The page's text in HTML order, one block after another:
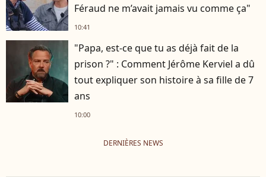
Féraud ne m’avait jamais vu comme ça"
10:41
"Papa, est-ce que tu as déjà fait de la
prison ?" : Comment Jérôme Kerviel a dû
tout expliquer son histoire à sa fille de 7
ans
10:00
DERNIÈRES NEWS